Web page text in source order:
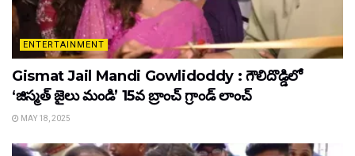
ENTERTAINMENT
Gismat Jail Mandi Gowlidoddy : గౌలిదొడ్డిలో
‘జిస్మత్ జైలు మండి’ 15వ బ్రాంచ్ గ్రాండ్ లాంచ్
MAY 18, 2025